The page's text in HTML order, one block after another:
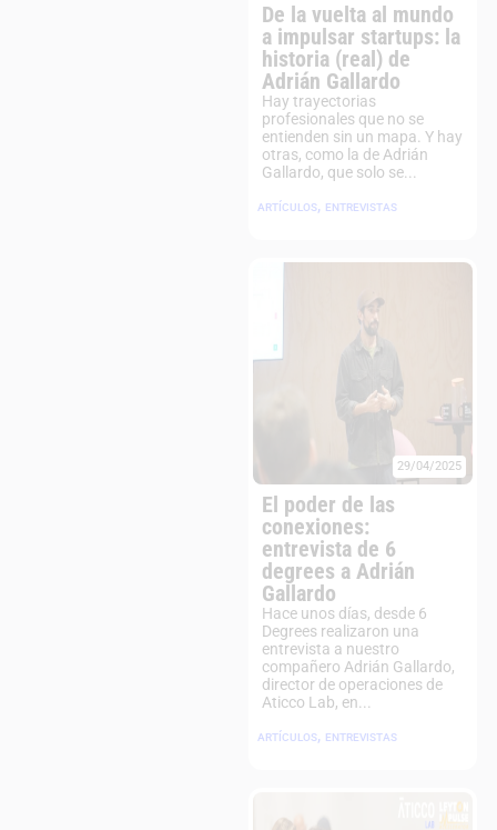
De la vuelta al mundo
a impulsar startups: la
historia (real) de
Adrián Gallardo
Hay trayectorias
profesionales que no se
entienden sin un mapa. Y hay
otras, como la de Adrián
Gallardo, que solo se...
ARTÍCULOS, ENTREVISTAS
29/04/2025
El poder de las
conexiones:
entrevista de 6
degrees a Adrián
Gallardo
Hace unos días, desde 6
Degrees realizaron una
entrevista a nuestro
compañero Adrián Gallardo,
director de operaciones de
Aticco Lab, en...
ARTÍCULOS, ENTREVISTAS